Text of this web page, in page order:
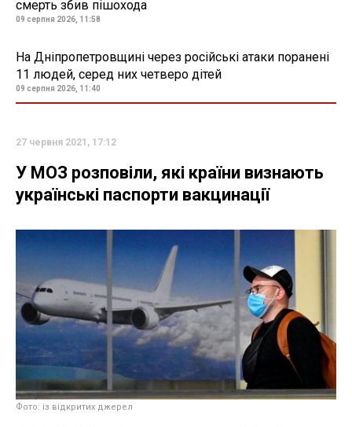
смерть збив пішохода
09 серпня 2026, 11:58
На Дніпропетровщині через російські атаки поранені
11 людей, серед них четверо дітей
09 серпня 2026, 11:40
27 червня 2021, 17:12
У МОЗ розповіли, які країни визнають
українські паспорти вакцинації
Фото: із відкритих джерел